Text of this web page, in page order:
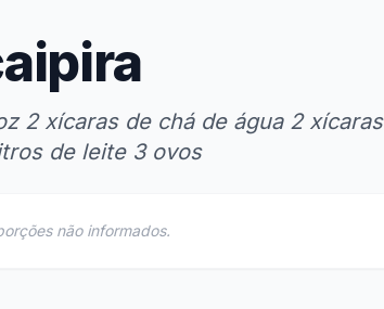
2 xícaras de chá de água 2 xícaras
de leite 3 ovos
não informados.